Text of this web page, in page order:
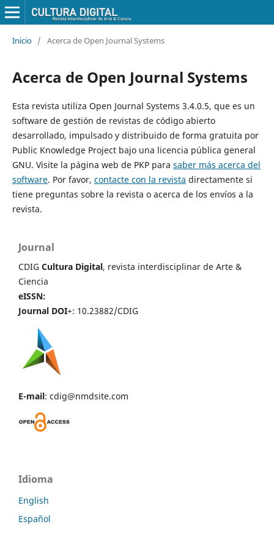
Inicio / Acerca de Open Journal Systems
Acerca de Open Journal Systems
Esta revista utiliza Open Journal Systems 3.4.0.5, que es un
software de gestión de revistas de código abierto
desarrollado, impulsado y distribuido de forma gratuita por
Public Knowledge Project bajo una licencia pública general
GNU. Visite la página web de PKP para saber más acerca del
software. Por favor, contacte con la revista directamente si
tiene preguntas sobre la revista o acerca de los envíos a la
revista.
Journal
CDIG Cultura Digital, revista interdisciplinar de Arte &
Ciencia
eISSN:
Journal DOI+: 10.23882/CDIG
E-mail: cdig@nmdsite.com
Idioma
English
Español